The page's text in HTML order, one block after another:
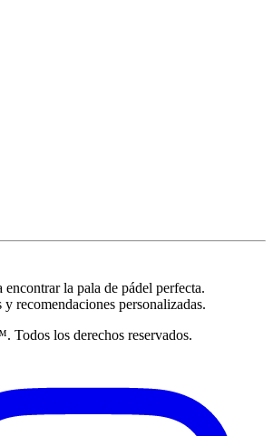
la pala de pádel perfecta.
recomendaciones personalizadas.
los derechos reservados.